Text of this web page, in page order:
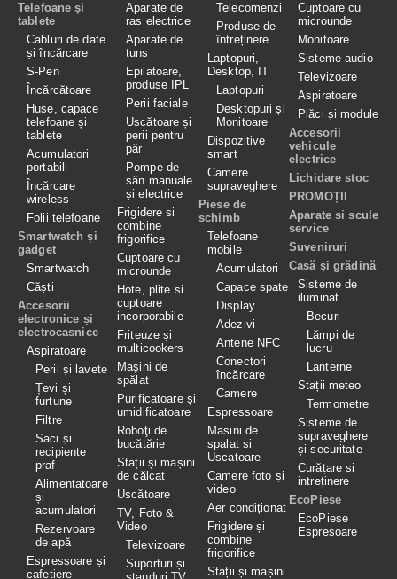
Telefoane și
tablete
Cabluri de date
și încărcare
S-Pen
Încărcătoare
Huse, capace
telefoane și
tablete
Acumulatori
portabili
Încărcare
wireless
Folii telefoane
Smartwatch și
gadget
Smartwatch
Căști
Accesorii
electronice și
electrocasnice
Aspiratoare
Perii și lavete
Țevi și
furtune
Filtre
Saci și
recipiente
praf
Alimentatoare
și
acumulatori
Rezervoare
de apă
Espressoare și
cafetiere
Aparate de
ras electrice
Aparate de
tuns
Epilatoare,
produse IPL
Perii faciale
Uscătoare și
perii pentru
păr
Pompe de
sân manuale
și electrice
Frigidere si
combine
frigorifice
Cuptoare cu
microunde
Hote, plite si
cuptoare
incorporabile
Friteuze și
multicookers
Maşini de
spălat
Purificatoare și
umidificatoare
Roboţi de
bucătărie
Stații și mașini
de călcat
Uscătoare
TV, Foto &
Video
Televizoare
Suporturi și
Telecomenzi
Produse de
întreținere
Laptopuri,
Desktop, IT
Laptopuri
Desktopuri și
Monitoare
Dispozitive
smart
Camere
supraveghere
Piese de
schimb
Telefoane
mobile
Acumulatori
Capace spate
Display
Adezivi
Antene NFC
Conectori
încărcare
Camere
Espressoare
Masini de
spalat si
Uscatoare
Camere foto și
video
Aer condiționat
Frigidere și
combine
frigorifice
Stații și mașini
Cuptoare cu
microunde
Monitoare
Sisteme audio
Televizoare
Aspiratoare
Plăci și module
Accesorii
vehicule
electrice
Lichidare stoc
PROMOȚII
Aparate si scule
service
Suveniruri
Casă și grădină
Sisteme de
iluminat
Becuri
Lămpi de
lucru
Lanterne
Stații meteo
Termometre
Sisteme de
supraveghere
și securitate
Curățare si
intreținere
EcoPiese
EcoPiese
Espresoare